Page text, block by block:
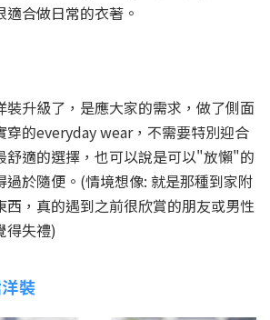
合做日常的衣著。
裝升級了，是應大家的需求，做了側面
穿的everyday wear，不需要特別迎合
舒適的選擇，也可以說是可以"放懶"的
過於隨便。(情境想像: 就是那種到家附
西，真的遇到之前很欣賞的朋友或男性
得失禮)
裝